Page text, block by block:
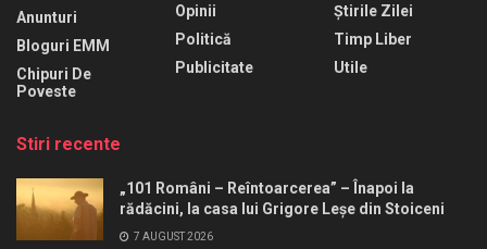
Anunturi
Bloguri EMM
Chipuri De
Poveste
Opinii
Politică
Publicitate
Știrile Zilei
Timp Liber
Utile
Stiri recente
„101 Români – Reîntoarcerea” – Înapoi la
rădăcini, la casa lui Grigore Leșe din Stoiceni
7 AUGUST 2026